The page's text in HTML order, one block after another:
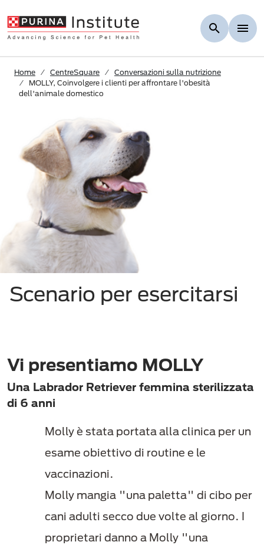
Home CentreSquare
Conversazioni sulla nutrizione
MOLLY, Coinvolgere i clienti per affrontare l'obesità
dell'animale domestico
Scenario per esercitarsi
Vi presentiamo MOLLY
Una Labrador Retriever femmina sterilizzata
di 6 anni
Molly è stata portata alla clinica per un
esame obiettivo di routine e le
vaccinazioni.
Molly mangia "una paletta" di cibo per
cani adulti secco due volte al giorno. I
proprietari danno a Molly "una